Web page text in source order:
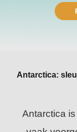
Antarctica:
Antarctica